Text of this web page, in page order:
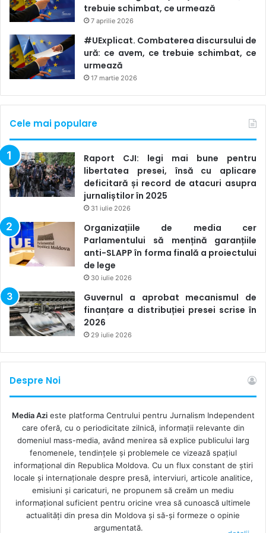
Ghidul explicativ privind asigurarea informării corecte
Respectarea principiului rigorii și acurateței, prezentarea
faptelor din cel puțin două surse independente (iar dacă
este posibil, și din mai multe), documentarea sub aspect
evenimentelor, cu reflectarea echilibrată a diferitelor opinii
sunt norme esențiale ale jurnalismului din toate timpurile,
tehnologiile informaționale moderne.
Toleranța și nediscriminarea sunt pietrele de temelie ale
jurnalismului corect și independent, conform
stil cu norme etice pentru jurnaliști
degrabă o chestiune de protecţie, decât de exploatare.
„Nu vom utiliza termeni discriminatorii la adresa cultelor.
Vom utiliza expresiile «asociaţie religioasă», «organizaţie
religioasă», «grup religios», «mişcare religioasă nouă»,
«cult» şi nu vom utiliza cuvintele peiorative şi batjocoritore
precum ar fi «sectă», «sectar», «sectant», «sectă
totalitară». Acești termeni discriminatorii se vor păstra (nu
se vor omite sau înlocui) doar dacă sunt citat, adică se
conţin în declaraţia unei persoane publice”, se mai spune
Etica jurnalistică ne mai învață să asigurăm echidistanţă și
paritate informaţională în reflectarea conflictelor; să evităm
formarea în mod intenţionat, prin intermediul articolelor, a
sentimentelor de supremaţie pentru cineva sau ceva; să
excludem folosirea expresiilor frazeologice, a proverbelor
sau a zicalelor discriminatorii care duc la perpetuarea
stereotipurilor negative şi a prejudecăţilor faţă de
reprezentanții unui cult sau unor confesiuni religioase etc.
trebuie schimbat, ce urmează
7 aprilie 2026
#UExplicat. Combaterea discursului de
ură: ce avem, ce trebuie schimbat, ce
urmează
17 martie 2026
Cele mai populare
Raport CJI: legi mai bune pentru
libertatea presei, însă cu aplicare
deficitară și record de atacuri asupra
jurnaliștilor în 2025
31 iulie 2026
Organizațiile de media cer
Parlamentului să mențină garanțiile
anti-SLAPP în forma finală a proiectului
de lege
30 iulie 2026
Guvernul a aprobat mecanismul de
finanțare a distribuției presei scrise în
2026
29 iulie 2026
Despre Noi
Media Azieste platforma Centrului pentru Jurnalism Independent
care oferă, cu o periodicitate zilnică, informații relevante din
domeniul mass-media, având menirea să explice publicului larg
fenomenele, tendințele și problemele ce vizează spațiul
informațional din Republica Moldova. Cu un flux constant de ştiri
locale şi internaţionale despre presă, interviuri, articole analitice,
emisiuni și caricaturi, ne propunem să creăm un mediu
informaţional suficient pentru oricine vrea să cunoască ultimele
actualităţi din presa din Moldova şi să-şi formeze o opinie
argumentată.